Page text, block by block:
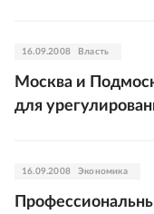
16.09.2008 Власть
Москва и
для
16.09.2008 Экономика